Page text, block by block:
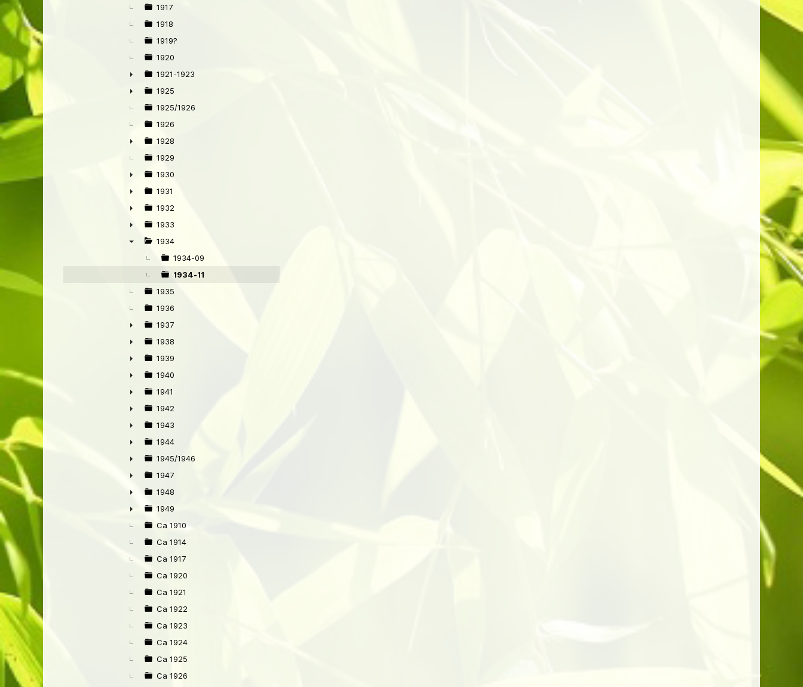
►
1917
1918
1919?
1920
►
1921-1923
►
1925
1925/1926
1926
►
1928
1929
►
1930
►
1931
►
1932
►
1933
1934
1934-09
1934-11
1935
1936
►
1937
►
1938
►
1939
►
1940
►
1941
►
1942
►
1943
►
1944
►
1945/1946
►
1947
►
1948
►
1949
Ca 1910
Ca 1914
Ca 1917
Ca 1920
Ca 1921
Ca 1922
Ca 1923
Ca 1924
Ca 1925
Ca 1926